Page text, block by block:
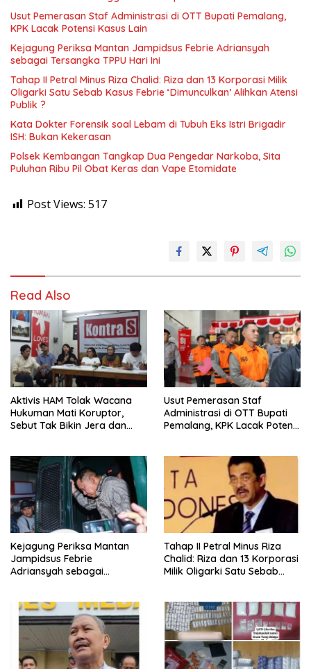
Usut Pemerasan Staf Administrasi di OTT Bupati Pemalang,
KPK Lacak Potensi Kasus Lain
Kejagung Periksa Mantan Jampidsus Febrie Adriansyah
sebagai Tersangka TPPU Hari Ini
Tahap II Petral Minus Riza Chalid: Riza dan 13 Korporasi Milik
Oligarki Satu Sebab Kasus Febrie ‘Dimunculkan’ Alihkan Atensi
Publik ?
Kata Dokter Forensik soal Lebam di Tubuh Eks Istri Brigadir
ISH: Bukan Kekerasan
Polsek Kembangan Tangkap Dua Pengedar Narkoba, Sita
Puluhan Ribu Pil Obat Keras dan Vape Etomidate
Post Views: 517
Read Also
Aktivis HAM Tolak Wacana
Hukuman Mati Koruptor,
Sebut Tak Bikin Jera dan
Usut Pemerasan Staf
Administrasi di OTT Bupati
Pemalang, KPK Lacak Potensi
Kejagung Periksa Mantan
Jampidsus Febrie
Adriansyah sebagai
Tahap II Petral Minus Riza
Chalid: Riza dan 13 Korporasi
Milik Oligarki Satu Sebab